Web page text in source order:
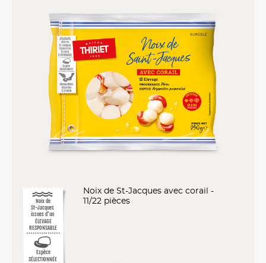
Noix de
St-Jacques
issues d’un
ÉLEVAGE
RESPONSABLE
Espèce
SÉLECTIONNÉE
Noix de St-Jacques avec corail -
11/22 pièces